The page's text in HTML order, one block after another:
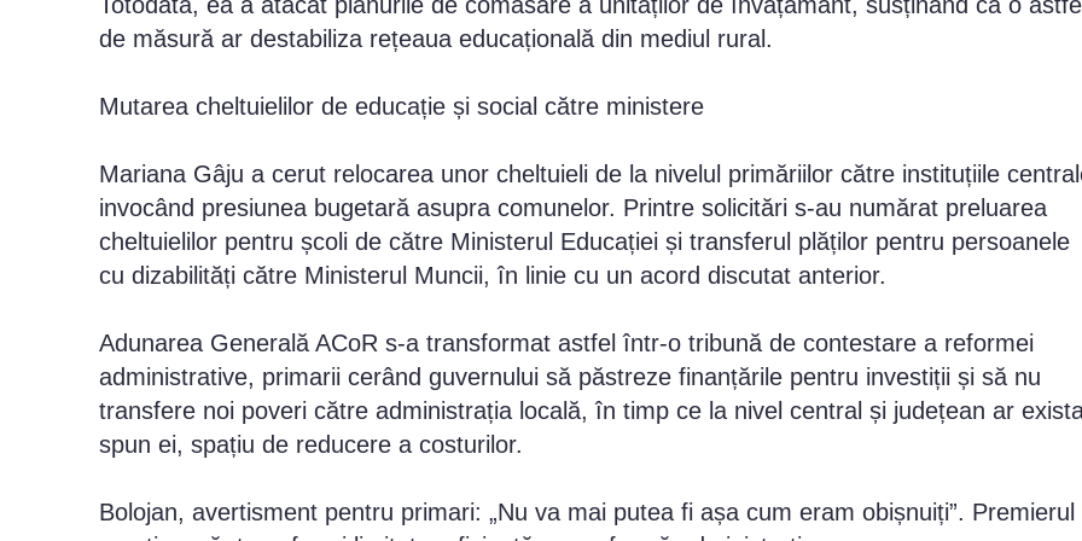
de măsură ar destabiliza rețeaua educațională din mediul rural.
Mutarea cheltuielilor de educație și social către ministere
Mariana Gâju a cerut relocarea unor cheltuieli de la nivelul primăriilor către instituțiile
invocând presiunea bugetară asupra comunelor. Printre solicitări s-au numărat preluarea
cheltuielilor pentru școli de către Ministerul Educației și transferul plăților pentru persoanele
cu dizabilități către Ministerul Muncii, în linie cu un acord discutat anterior.
Adunarea Generală ACoR s-a transformat astfel într-o tribună de contestare a reformei
administrative, primarii cerând guvernului să păstreze finanțările pentru investiții și să nu
transfere noi poveri către administrația locală, în timp ce la nivel central și județean ar
spun ei, spațiu de reducere a costurilor.
Bolojan, avertisment pentru primari: „Nu va mai putea fi așa cum eram obișnuiți”. Premierul